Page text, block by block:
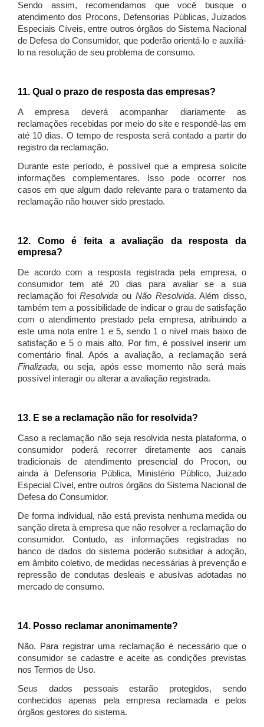
Sendo assim, recomendamos que você busque o
atendimento dos Procons, Defensorias Públicas, Juizados
Especiais Cíveis, entre outros órgãos do Sistema Nacional
de Defesa do Consumidor, que poderão orientá-lo e auxiliá-
lo na resolução de seu problema de consumo.
11. Qual o prazo de resposta das empresas?
A empresa deverá acompanhar diariamente as
reclamações recebidas por meio do site e respondê-las em
até 10 dias. O tempo de resposta será contado a partir do
registro da reclamação.
Durante este período, é possível que a empresa solicite
informações complementares. Isso pode ocorrer nos
casos em que algum dado relevante para o tratamento da
reclamação não houver sido prestado.
12. Como é feita a avaliação da resposta da
empresa?
De acordo com a resposta registrada pela empresa, o
consumidor tem até 20 dias para avaliar se a sua
reclamação foiResolvida ou Não Resolvida. Além disso,
também tem a possibilidade de indicar o grau de satisfação
com o atendimento prestado pela empresa, atribuindo a
este uma nota entre 1 e 5, sendo 1 o nível mais baixo de
satisfação e 5 o mais alto. Por fim, é possível inserir um
comentário final. Após a avaliação, a reclamação será
Finalizada, ou seja, após esse momento não será mais
possível interagir ou alterar a avaliação registrada.
13. E se a reclamação não for resolvida?
Caso a reclamação não seja resolvida nesta plataforma, o
consumidor poderá recorrer diretamente aos canais
tradicionais de atendimento presencial do Procon, ou
ainda à Defensoria Pública, Ministério Público, Juizado
Especial Cível, entre outros órgãos do Sistema Nacional de
Defesa do Consumidor.
De forma individual, não está prevista nenhuma medida ou
sanção direta à empresa que não resolver a reclamação do
consumidor. Contudo, as informações registradas no
banco de dados do sistema poderão subsidiar a adoção,
em âmbito coletivo, de medidas necessárias à prevenção e
repressão de condutas desleais e abusivas adotadas no
mercado de consumo.
14. Posso reclamar anonimamente?
Não. Para registrar uma reclamação é necessário que o
consumidor se cadastre e aceite as condições previstas
nos Termos de Uso.
Seus dados pessoais estarão protegidos, sendo
conhecidos apenas pela empresa reclamada e pelos
órgãos gestores do sistema.